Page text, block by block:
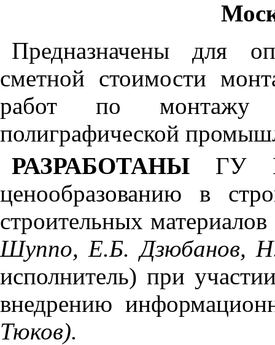
Предназначены для
сметной стоимости
работ по монтажу
полиграфической
РАЗРАБОТАНЫ ГУ
ценообразованию в
строительных
Шуппо, Е.Б. Дзюбанов, Н
исполнитель) при
внедрению
Тюков).